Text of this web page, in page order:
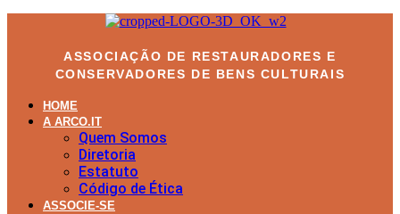
ASSOCIAÇÃO DE RESTAURADORES E
CONSERVADORES DE BENS CULTURAIS
HOME
A ARCO.IT
Quem Somos
Diretoria
Estatuto
Código de Ética
ASSOCIE-SE